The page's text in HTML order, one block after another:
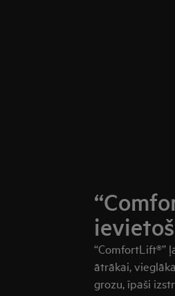
“ComfortLift®”
ātrākai,
grozu, īpaši